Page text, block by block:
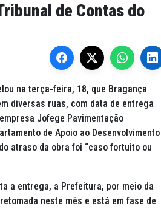
de Contas do
na terça-feira, 18, que Bragança
diversas ruas, com data de entrega
Jofege Pavimentação
de Apoio ao Desenvolvimento
atraso da obra foi “caso fortuito ou
a entrega, a Prefeitura, por meio da
neste mês e está em fase de